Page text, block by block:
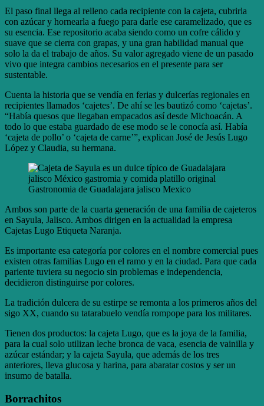
El paso final llega al relleno cada recipiente con la cajeta, cubrirla
con azúcar y hornearla a fuego para darle ese caramelizado, que es
su esencia. Ese repositorio acaba siendo como un cofre cálido y
suave que se cierra con grapas, y una gran habilidad manual que
solo la da el trabajo de años. Su valor agregado viene de un pasado
vivo que integra cambios necesarios en el presente para ser
sustentable.
Cuenta la historia que se vendía en ferias y dulcerías regionales en
recipientes llamados ‘cajetes’. De ahí se les bautizó como ‘cajetas’.
“Había quesos que llegaban empacados así desde Michoacán. A
todo lo que estaba guardado de ese modo se le conocía así. Había
‘cajeta de pollo’ o ‘cajeta de carne’”, explican José de Jesús Lugo
López y Claudia, su hermana.
Gastronomia de Guadalajara jalisco Mexico
Ambos son parte de la cuarta generación de una familia de cajeteros
en Sayula, Jalisco. Ambos dirigen en la actualidad la empresa
Cajetas Lugo Etiqueta Naranja.
Es importante esa categoría por colores en el nombre comercial pues
existen otras familias Lugo en el ramo y en la ciudad. Para que cada
pariente tuviera su negocio sin problemas e independencia,
decidieron distinguirse por colores.
La tradición dulcera de su estirpe se remonta a los primeros años del
sigo XX, cuando su tatarabuelo vendía rompope para los militares.
Tienen dos productos: la cajeta Lugo, que es la joya de la familia,
para la cual solo utilizan leche bronca de vaca, esencia de vainilla y
azúcar estándar; y la cajeta Sayula, que además de los tres
anteriores, lleva glucosa y harina, para abaratar costos y ser un
insumo de batalla.
Borrachitos